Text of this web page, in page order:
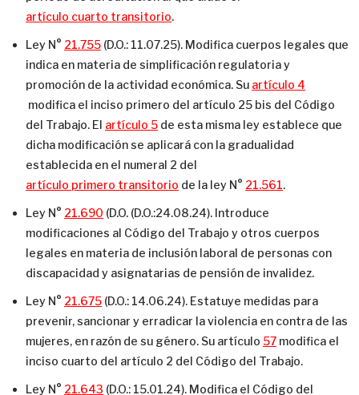
artículo cuarto transitorio.
Ley N° 21.755 (D.O.: 11.07.25). Modifica cuerpos legales que
indica en materia de simplificación regulatoria y
promoción de la actividad económica. Su artículo 4
modifica el inciso primero del artículo 25 bis del Código
del Trabajo. El artículo 5 de esta misma ley establece que
dicha modificación se aplicará con la gradualidad
establecida en el numeral 2 del
artículo primero transitorio de la ley N° 21.561.
Ley N° 21.690 (D.O. (D.O.:24.08.24). Introduce
modificaciones al Código del Trabajo y otros cuerpos
legales en materia de inclusión laboral de personas con
discapacidad y asignatarias de pensión de invalidez.
Ley N° 21.675 (D.O.: 14.06.24). Estatuye medidas para
prevenir, sancionar y erradicar la violencia en contra de las
mujeres, en razón de su género. Su artículo 57 modifica el
inciso cuarto del artículo 2 del Código del Trabajo.
Ley N° 21.643 (D.O.: 15.01.24). Modifica el Código del